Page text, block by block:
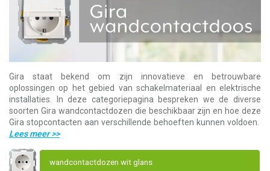
Gira staat bekend om zijn innovatieve en betrouwbare
oplossingen op het gebied van schakelmateriaal en elektrische
installaties. In deze categoriepagina bespreken we de diverse
soorten Gira wandcontactdozen die beschikbaar zijn en hoe deze
Gira stopcontacten aan verschillende behoeften kunnen voldoen.
Lees meer>>
wandcontactdozen wit glans